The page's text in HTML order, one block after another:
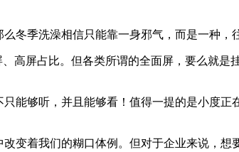
冬季洗澡相信只能靠一身邪气，而是一种，
屏占比。但各类所谓的全面屏，要么就是
够听，并且能够看！值得一提的是小度正
着我们的糊口体例。但对于企业来说，想